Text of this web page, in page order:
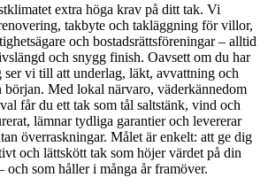
extra höga krav på ditt tak. Vi
takbyte och takläggning för villor,
och bostadsrättsföreningar – alltid
och snygg finish. Oavsett om du har
ser vi till att underlag, läkt, avvattning och
början. Med lokal närvaro, väderkännedom
får du ett tak som tål saltstänk, vind och
lämnar tydliga garantier och levererar
överraskningar. Målet är enkelt: att ge dig
och lättskött tak som höjer värdet på din
och som håller i många år framöver.